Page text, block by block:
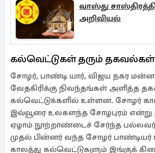
வாஸ்து
அறிவியல்
கல்வெட்டுகள் தரும் தகவல்கள்
சோழர், பாண்டி யார், விஜய நகர
வேதகிரிக்கு நிவந்தங்கள் அளித்த
கல்வெட்டுக்களில் உள்ளன. சோழர்
இவ்வூரை உலகளந்த சோழபுரம் என்று
ஏழாம் நூற்றாண்டைச் சேர்ந்த
முதல் பின்னர் வந்த சோழர் பாண்டியர்
காலத்து கல்வெட்டுகளும் இங்குக்